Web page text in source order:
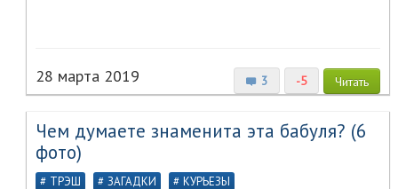
3 -5 Читать
28 марта 2019
Чем думаете знаменита эта бабуля? (6
фото)
ТРЭШ ЗАГАДКИ КУРЬЕЗЫ